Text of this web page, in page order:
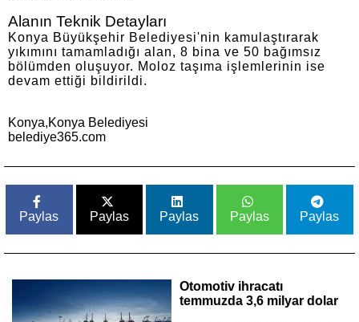
Alanın Teknik Detayları
Konya Büyükşehir Belediyesi'nin kamulaştırarak
yıkımını tamamladığı alan, 8 bina ve 50 bağımsız
bölümden oluşuyor. Moloz taşıma işlemlerinin ise
devam ettiği bildirildi.
Konya,Konya Belediyesi
belediye365.com
Paylas Paylas Paylas Paylas Paylas
Otomotiv ihracatı
temmuzda 3,6 milyar dolar